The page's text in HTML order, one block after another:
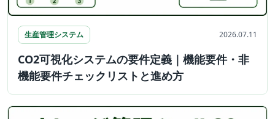
生産管理システム 2026.07.11
CO2可視化システムの要件定義｜機能要件・非
機能要件チェックリストと進め方